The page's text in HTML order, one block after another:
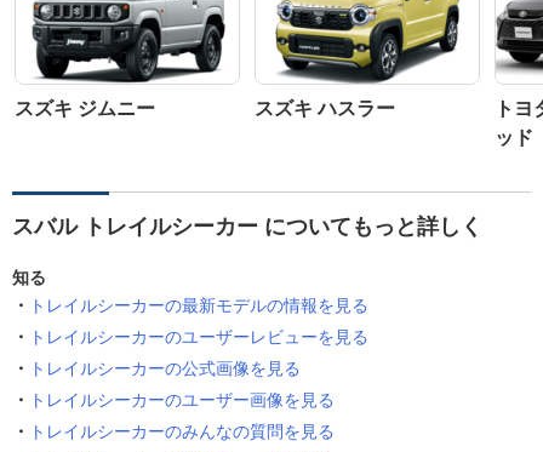
スズキ ジムニー スズキ ハスラー
ト
ッド
スバル トレイルシーカー についてもっと詳しく
知る
トレイルシーカーの最新モデルの情報を見る
トレイルシーカーのユーザーレビューを見る
トレイルシーカーの公式画像を見る
トレイルシーカーのユーザー画像を見る
トレイルシーカーのみんなの質問を見る